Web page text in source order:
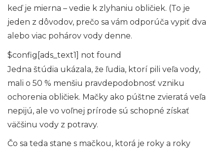
keď je mierna – vedie k zlyhaniu obličiek. (To je
jeden z dôvodov, prečo sa vám odporúča vypiť dva
alebo viac pohárov vody denne.
$config[ads_text1] not found
Jedna štúdia ukázala, že ľudia, ktorí pili veľa vody,
mali o 50 % menšiu pravdepodobnosť vzniku
ochorenia obličiek. Mačky ako púštne zvieratá veľa
nepijú, ale vo voľnej prírode sú schopné získať
väčšinu vody z potravy.
Čo sa teda stane s mačkou, ktorá je roky a roky